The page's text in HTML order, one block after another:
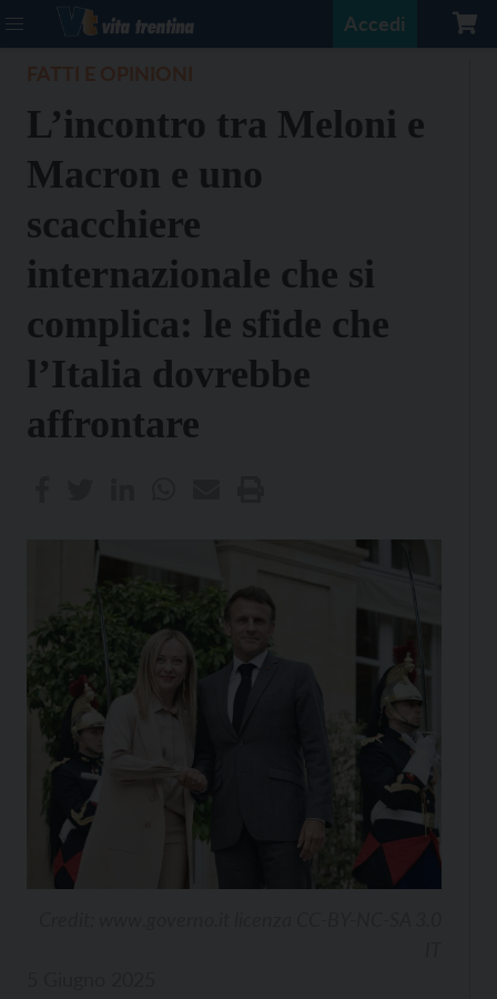
Accedi
L’incontro tra Meloni e
Macron e uno
scacchiere
internazionale che si
complica: le sfide che
l’Italia dovrebbe
affrontare